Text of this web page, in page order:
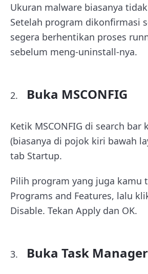
Ukuran malware biasanya
Setelah program dikonfirmasi
segera berhentikan proses
sebelum meng-uninstall-nya.
Buka MSCONFIG
Ketik MSCONFIG di search bar
(biasanya di pojok kiri bawah
tab Startup.
Pilih program yang juga kamu
Programs and Features, lalu
Disable. Tekan Apply dan OK.
Buka Task Manager